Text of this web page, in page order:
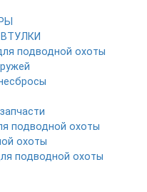
подводной охоты
подводной охоты
охоты
подводной охоты